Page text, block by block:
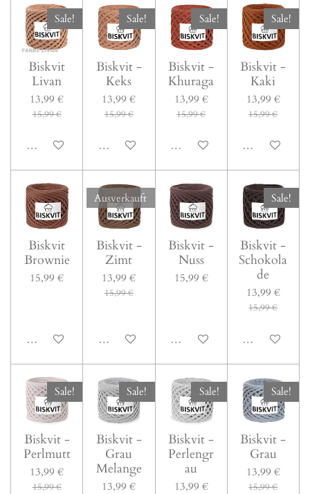
Sale!
Biskvit
Livan
13,99 €
15,99 €
In den Warenkorb
Sale!
Biskvit -
Keks
13,99 €
15,99 €
In den Warenkorb
Sale!
Biskvit -
Khuraga
13,99 €
15,99 €
In den Warenkorb
Sale!
Biskvit -
Kaki
13,99 €
15,99 €
In den
Biskvit
Brownie
15,99 €
In den Warenkorb
Ausverkauft
Biskvit -
Zimt
13,99 €
15,99 €
Bei Verfügbarkeit benachrichtigen
Biskvit -
Nuss
15,99 €
In den Warenkorb
Sale!
Biskvit -
Schokola
de
13,99 €
15,99 €
In den
Sale!
Biskvit -
Perlmutt
13,99 €
15,99 €
Sale!
Biskvit -
Grau
Melange
13,99 €
Sale!
Biskvit -
Perlengr
au
13,99 €
Sale!
Biskvit -
Grau
13,99 €
15,99 €